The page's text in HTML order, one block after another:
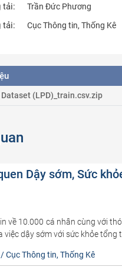
tải: Trần Đức Phương
tải: Cục Thông tin, Thống Kê
(LPD)_train.csv.zip
Dậy sớm, Sức
về 10.000 cá nhân cùng với
việc dậy sớm với sức khỏe
Cục Thông tin, Thống Kê